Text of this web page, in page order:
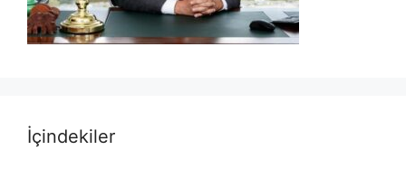
İçindekiler